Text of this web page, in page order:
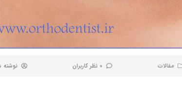
مقالات 0 نظر کاربران